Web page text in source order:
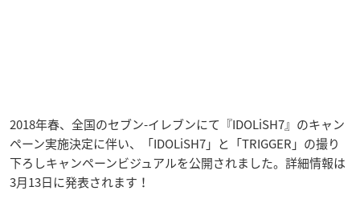
2018年春、全国のセブン-イレブンにて『IDOLiSH7』のキャン
ペーン実施決定に伴い、「IDOLiSH7」と「TRIGGER」の撮り
下ろしキャンペーンビジュアルを公開されました。詳細情報は
3月13日に発表されます！